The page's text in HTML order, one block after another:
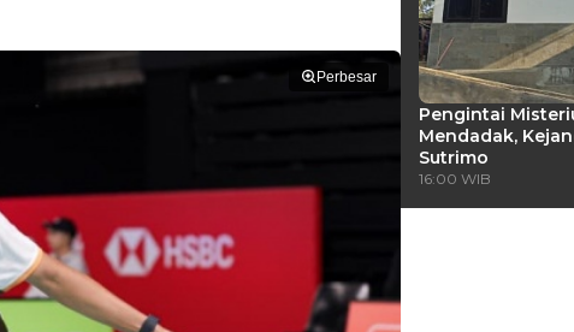
Perbesar
Pengintai
Mendadak,
Sutrimo
16:00 WIB